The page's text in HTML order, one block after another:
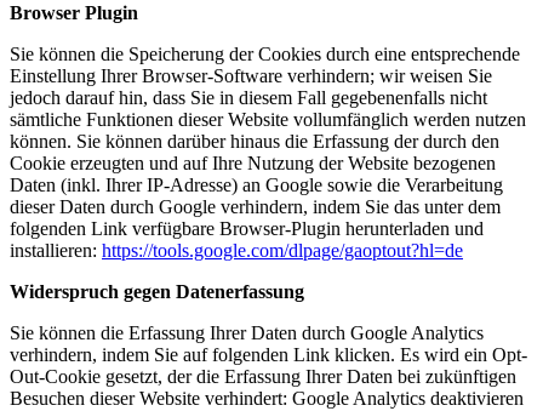
Browser Plugin
Sie können die Speicherung der Cookies durch eine entsprechende
Einstellung Ihrer Browser-Software verhindern; wir weisen Sie
jedoch darauf hin, dass Sie in diesem Fall gegebenenfalls nicht
sämtliche Funktionen dieser Website vollumfänglich werden nutzen
können. Sie können darüber hinaus die Erfassung der durch den
Cookie erzeugten und auf Ihre Nutzung der Website bezogenen
Daten (inkl. Ihrer IP-Adresse) an Google sowie die Verarbeitung
dieser Daten durch Google verhindern, indem Sie das unter dem
folgenden Link verfügbare Browser-Plugin herunterladen und
installieren: https://tools.google.com/dlpage/gaoptout?hl=de
Widerspruch gegen Datenerfassung
Sie können die Erfassung Ihrer Daten durch Google Analytics
verhindern, indem Sie auf folgenden Link klicken. Es wird ein Opt-
Out-Cookie gesetzt, der die Erfassung Ihrer Daten bei zukünftigen
Besuchen dieser Website verhindert: Google Analytics deaktivieren